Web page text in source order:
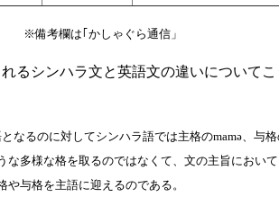
※備考欄は｢かしゃぐら通信」
るシンハラ文と英語文の違いについてこ
なるのに対してシンハラ語では主格のmamә、与
な多様な格を取るのではなくて、文の主旨におい
与格を主語に迎えるのである。